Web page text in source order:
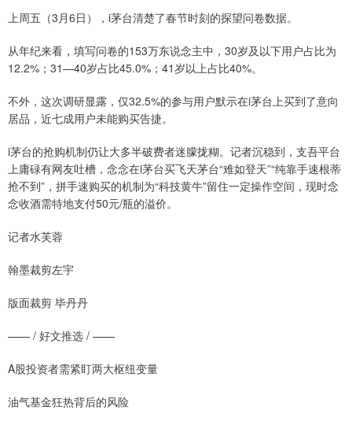
上周五（3月6日），i茅台清楚了春节时刻的探望问卷数据。
从年纪来看，填写问卷的153万东说念主中，30岁及以下用户占比为
12.2%；31—40岁占比45.0%；41岁以上占比40%。
不外，这次调研显露，仅32.5%的参与用户默示在i茅台上买到了意向
居品，近七成用户未能购买告捷。
i茅台的抢购机制仍让大多半破费者迷朦拢糊。记者沉稳到，支吾平台
上庸碌有网友吐槽，念念在i茅台买飞天茅台“难如登天”“纯靠手速根蒂
抢不到”，拼手速购买的机制为“科技黄牛”留住一定操作空间，现时念
念收酒需特地支付50元/瓶的溢价。
记者水芙蓉
翰墨裁剪左宇
版面裁剪 毕丹丹
—— / 好文推选 / ——
A股投资者需紧盯两大枢纽变量
油气基金狂热背后的风险